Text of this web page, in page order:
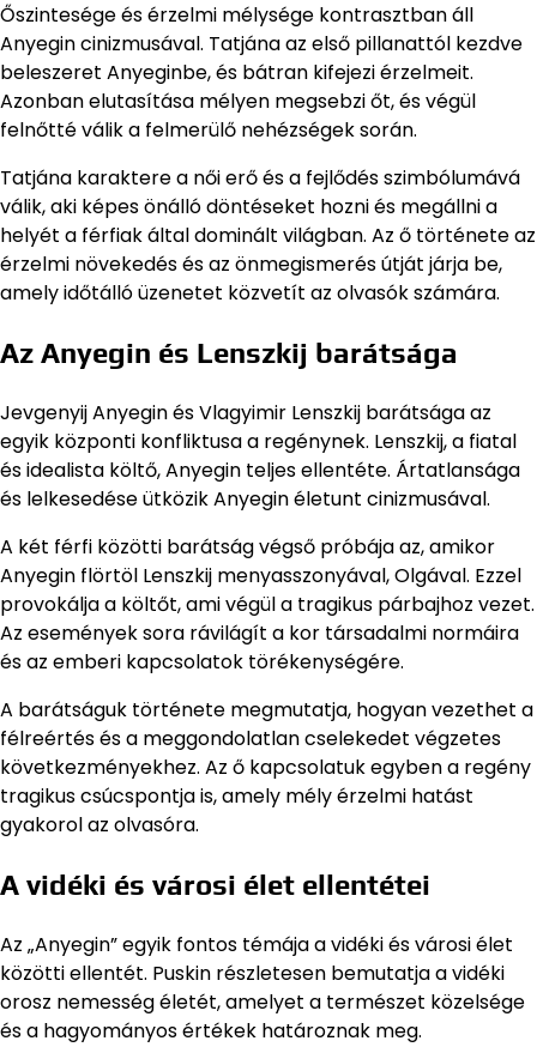
Őszintesége és érzelmi mélysége kontrasztban áll
Anyegin cinizmusával. Tatjána az első pillanattól kezdve
beleszeret Anyeginbe, és bátran kifejezi érzelmeit.
Azonban elutasítása mélyen megsebzi őt, és végül
felnőtté válik a felmerülő nehézségek során.
Tatjána karaktere a női erő és a fejlődés szimbólumává
válik, aki képes önálló döntéseket hozni és megállni a
helyét a férfiak által dominált világban. Az ő története az
érzelmi növekedés és az önmegismerés útját járja be,
amely időtálló üzenetet közvetít az olvasók számára.
Az Anyegin és Lenszkij barátsága
Jevgenyij Anyegin és Vlagyimir Lenszkij barátsága az
egyik központi konfliktusa a regénynek. Lenszkij, a fiatal
és idealista költő, Anyegin teljes ellentéte. Ártatlansága
és lelkesedése ütközik Anyegin életunt cinizmusával.
A két férfi közötti barátság végső próbája az, amikor
Anyegin flörtöl Lenszkij menyasszonyával, Olgával. Ezzel
provokálja a költőt, ami végül a tragikus párbajhoz vezet.
Az események sora rávilágít a kor társadalmi normáira
és az emberi kapcsolatok törékenységére.
A barátságuk története megmutatja, hogyan vezethet a
félreértés és a meggondolatlan cselekedet végzetes
következményekhez. Az ő kapcsolatuk egyben a regény
tragikus csúcspontja is, amely mély érzelmi hatást
gyakorol az olvasóra.
A vidéki és városi élet ellentétei
Az „Anyegin” egyik fontos témája a vidéki és városi élet
közötti ellentét. Puskin részletesen bemutatja a vidéki
orosz nemesség életét, amelyet a természet közelsége
és a hagyományos értékek határoznak meg.